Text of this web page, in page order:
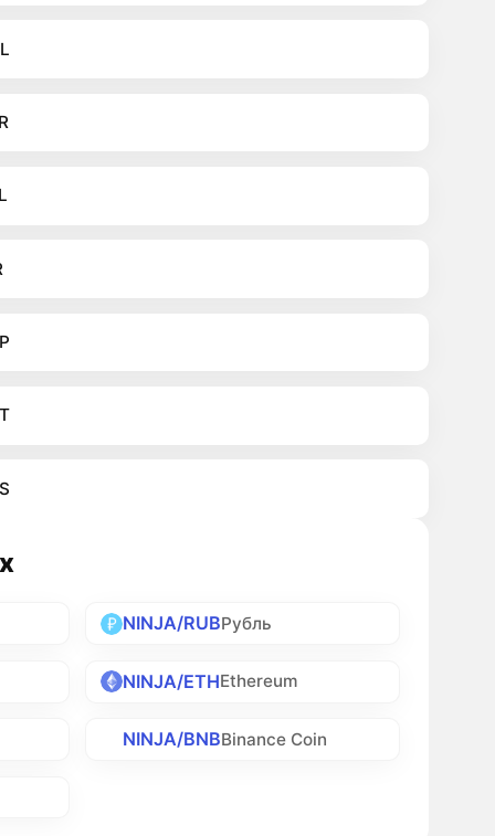
NINJA/RUBРубль
NINJA/ETHEthereum
NINJA/BNBBinance Coin